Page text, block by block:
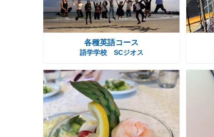
各種英語コース
語学学校 SCジオス